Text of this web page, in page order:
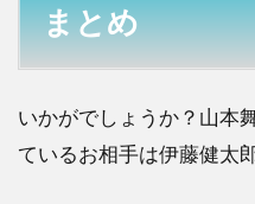
まとめ
いかがでしょうか？山本
ているお相手は伊藤健太